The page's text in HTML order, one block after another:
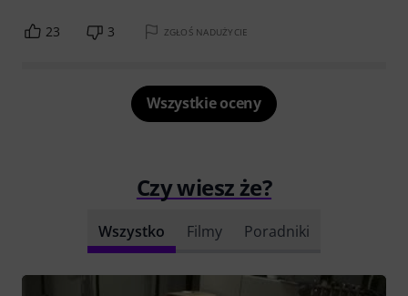
23 3 ZGŁOŚ NADUŻYCIE
Wszystkie oceny
Czy wiesz że?
Wszystko Filmy Poradniki